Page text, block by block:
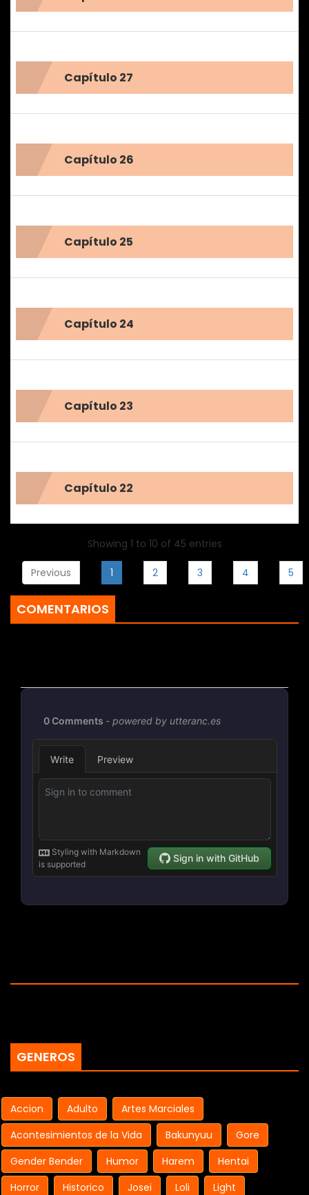
Capítulo 27
Capítulo 26
Capítulo 25
Capítulo 24
Capítulo 23
Capítulo 22
Showing 1 to 10 of 45 entries
Previous 1 2 3 4 5
COMENTARIOS
GENEROS
Accion Adulto
Artes Marciales
Acontesimientos de la Vida
Bakunyuu
Gore
Gender Bender
Humor Harem
Hentai
Horror
Historico Josei Loli
Light